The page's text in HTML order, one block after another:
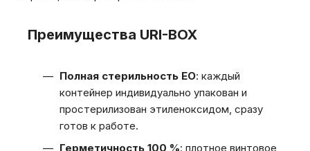
Преимущества URI-BOX
Полная стерильность EO: каждый
контейнер индивидуально упакован и
простерилизован этиленоксидом, сразу
готов к работе.
Герметичность 100 %: плотное винтовое